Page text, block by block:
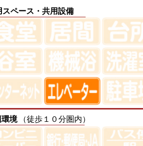
スペース・共用設備
環境 （徒歩１０分圏内）